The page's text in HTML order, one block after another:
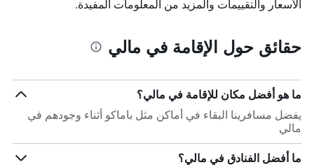
الأسعار والتقييمات والمزيد من المعلومات المفيدة.
حقائق حول الإقامة في مالي
ما هو أفضل مكان للإقامة في مالي؟
يفضل مسافرينا البقاء في أماكن مثل باماكو أثناء وجودهم في
مالي
ما أفضل الفنادق في مالي؟